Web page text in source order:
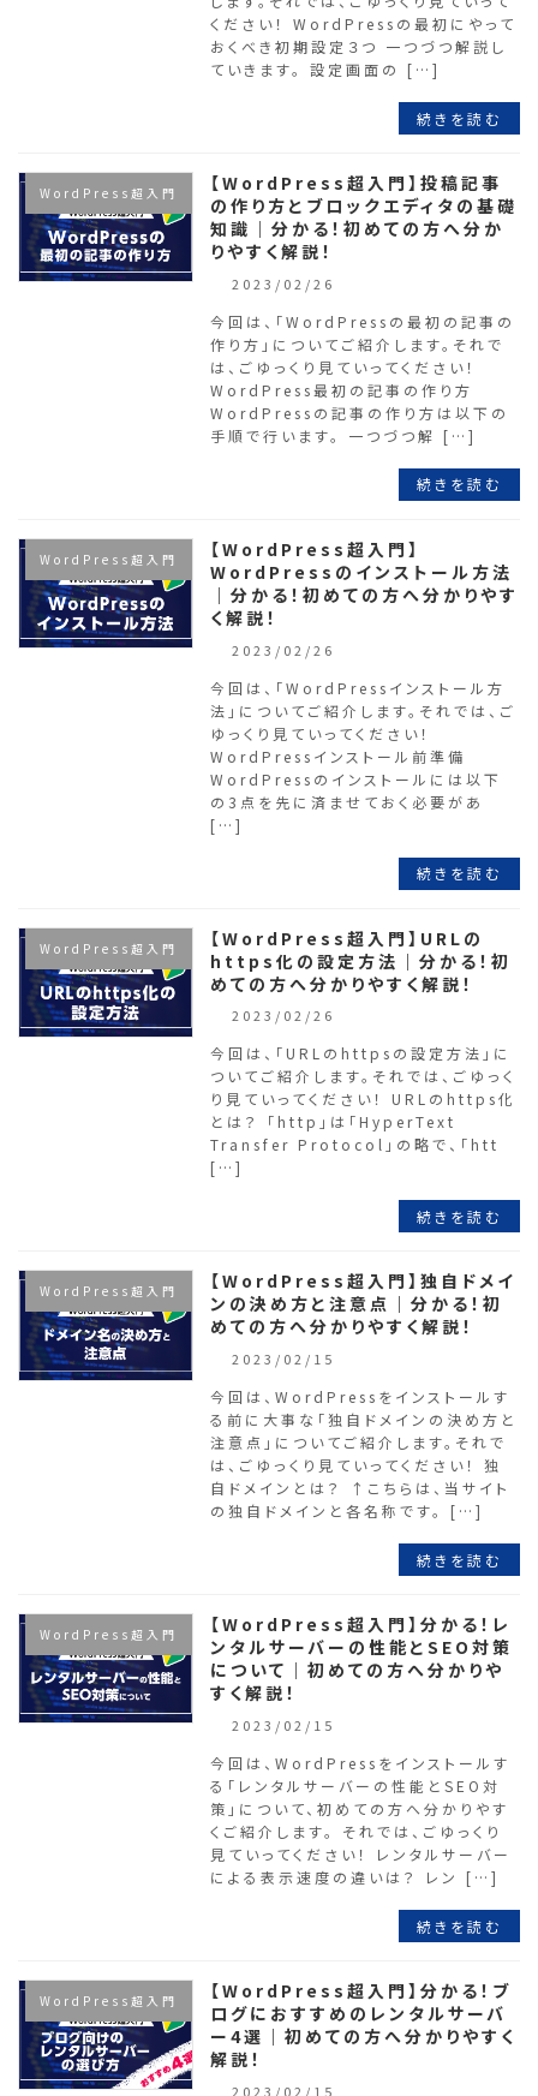
ください！ WordPressの最初にやって
おくべき初期設定３つ 一つづつ解説し
ていきます。 設定画面の […]
続きを読む
WordPress超入門
【WordPress超入門】投稿記事
の作り方とブロックエディタの基礎
知識｜分かる！初めての方へ分か
りやすく解説！
2023/02/26
今回は、「WordPressの最初の記事の
作り方」についてご紹介します。それで
は、ごゆっくり見ていってください！
WordPress最初の記事の作り方
WordPressの記事の作り方は以下の
手順で行います。 一つづつ解 […]
続きを読む
WordPress超入門
【WordPress超入門】
WordPressのインストール方法
｜分かる！初めての方へ分かりやす
く解説！
2023/02/26
今回は、「WordPressインストール方
法」についてご紹介します。それでは、ご
ゆっくり見ていってください！
WordPressインストール前準備
WordPressのインストールには以下
の3点を先に済ませておく必要があ
[…]
続きを読む
WordPress超入門
【WordPress超入門】URLの
https化の設定方法｜分かる！初
めての方へ分かりやすく解説！
2023/02/26
今回は、「URLのhttpsの設定方法」に
ついてご紹介します。それでは、ごゆっく
り見ていってください！ URLのhttps化
とは？ 「http」は「HyperText
Transfer Protocol」の略で、「htt
[…]
続きを読む
WordPress超入門
【WordPress超入門】独自ドメイ
ンの決め方と注意点｜分かる！初
めての方へ分かりやすく解説！
2023/02/15
今回は、WordPressをインストールす
る前に大事な「独自ドメインの決め方と
注意点」についてご紹介します。それで
は、ごゆっくり見ていってください！ 独
自ドメインとは？ ↑こちらは、当サイト
の独自ドメインと各名称です。 […]
続きを読む
WordPress超入門
【WordPress超入門】分かる！レ
ンタルサーバーの性能とSEO対策
について｜初めての方へ分かりや
すく解説！
2023/02/15
今回は、WordPressをインストールす
る「レンタルサーバーの性能とSEO対
策」について、初めての方へ分かりやす
くご紹介します。 それでは、ごゆっくり
見ていってください！ レンタルサーバー
による表示速度の違いは？ レン […]
続きを読む
WordPress超入門
【WordPress超入門】分かる！ブ
ログにおすすめのレンタルサーバ
ー4選｜初めての方へ分かりやすく
解説！
2023/02/15